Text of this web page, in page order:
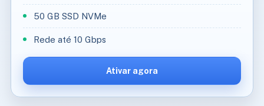
50 GB SSD NVMe
Rede até 10 Gbps
Ativar agora